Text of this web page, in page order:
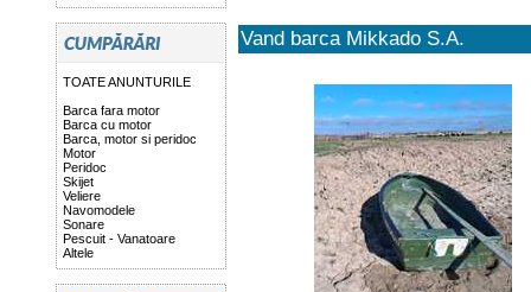
TOATE ANUNTURILE
Barca fara motor
Barca cu motor
Barca, motor si peridoc
Motor
Peridoc
Skijet
Veliere
Navomodele
Sonare
Pescuit - Vanatoare
Altele
Vand barca Mikkado S.A.